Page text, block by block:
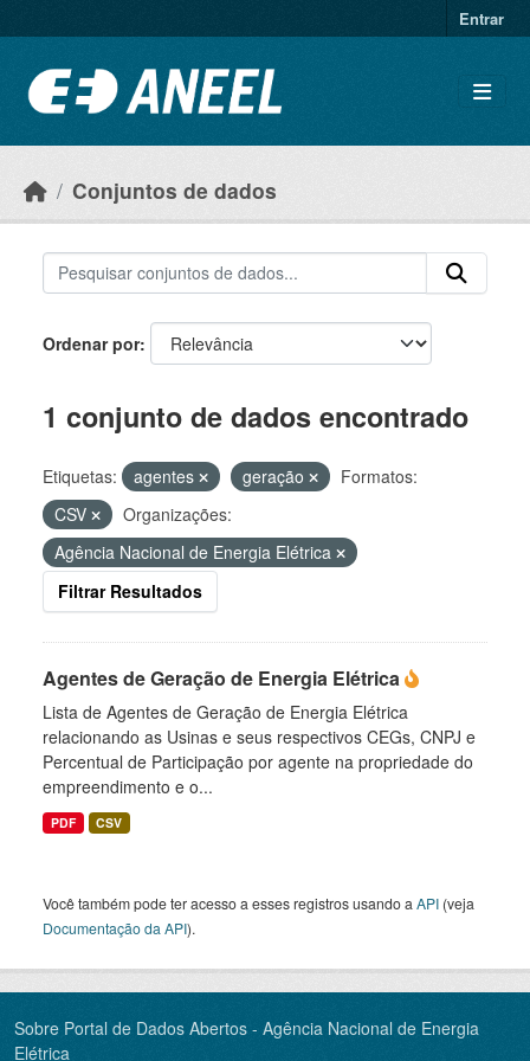
Entrar
Conjuntos de dados
Ordenar por
1 conjunto de dados encontrado
Etiquetas: agentes geração
Formatos:
CSV
Organizações:
Agência Nacional de Energia Elétrica
Filtrar Resultados
Agentes de Geração de Energia Elétrica
Lista de Agentes de Geração de Energia Elétrica
relacionando as Usinas e seus respectivos CEGs, CNPJ e
Percentual de Participação por agente na propriedade do
empreendimento e o...
PDF CSV
Você também pode ter acesso a esses registros usando a API (veja
Documentação da API).
Sobre Portal de Dados Abertos - Agência Nacional de Energia
Elétrica